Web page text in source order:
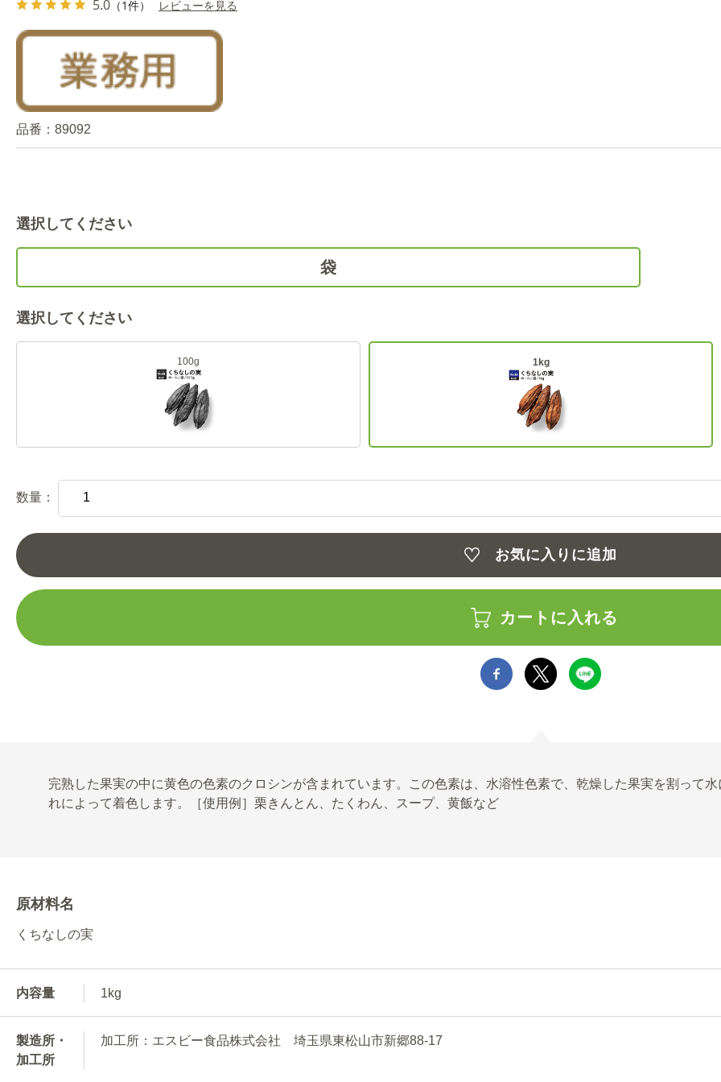
5.0 （1件） レビューを見る
品番： 89092
選択してください
袋
選択してください
100g 1kg
数量：
お気に入りに追加
カートに入れる
完熟した果実の中に黄色の色素のクロシンが含まれています。この色素は、水溶性色素で、乾燥した果実を割って
れによって着色します。［使用例］栗きんとん、たくわん、スープ、黄飯など
原材料名
くちなしの実
内容量 1kg
製造所・
加工所
加工所：エスビー食品株式会社 埼玉県東松山市新郷88-17